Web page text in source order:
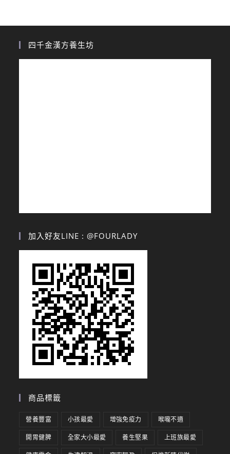
四千金漢方養生坊
加入好友LINE : @FOURLADY
商品標籤
營養豐富 小孩最愛 增強免疫力 喉嚨不適
開胃健脾 全家大小最愛 養生堅果 上班族最愛